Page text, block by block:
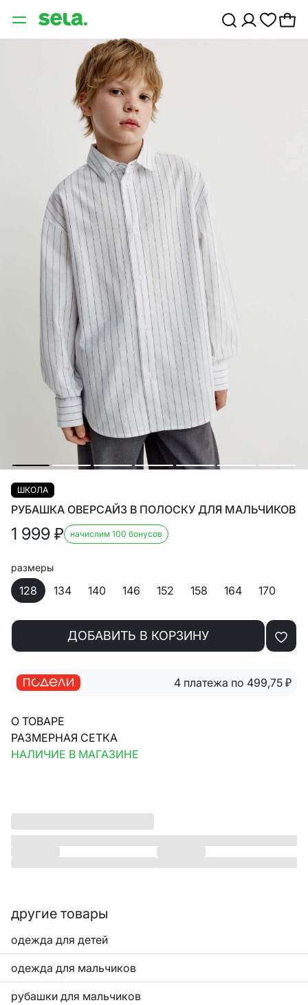
ШКОЛА
РУБАШКА ОВЕРСАЙЗ В ПОЛОСКУ ДЛЯ МАЛЬЧИКОВ
1 999 ₽ начислим 100 бонусов
размеры
128 134 140 146 152 158 164 170
ДОБАВИТЬ В КОРЗИНУ
4 платежа по 499,75 ₽
О ТОВАРЕ
РАЗМЕРНАЯ СЕТКА
НАЛИЧИЕ В МАГАЗИНЕ
другие товары
одежда для детей
одежда для мальчиков
рубашки для мальчиков